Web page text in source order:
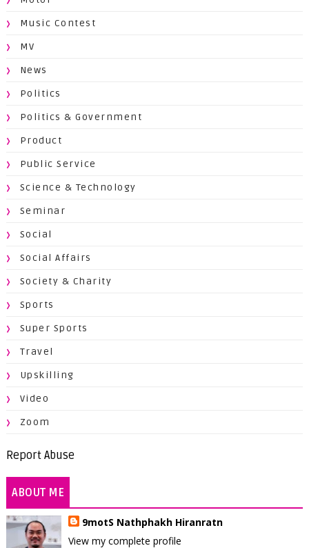
Music Contest
MV
News
Politics
Politics & Government
Product
Public Service
Science & Technology
Seminar
Social
Social Affairs
Society & Charity
Sports
Super Sports
Travel
Upskilling
Video
Zoom
Report Abuse
ABOUT ME
9motS Nathphakh Hiranratn
View my complete profile